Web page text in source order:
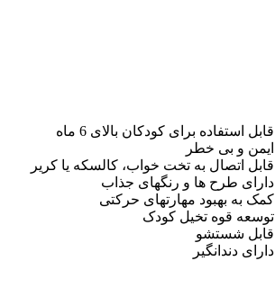
قابل استفاده برای کودکان بالای 6 ماه
ایمن و بی خطر
قابل اتصال به تخت خواب، کالسکه یا کریر
دارای طرح ها و رنگهای جذاب
کمک به بهبود مهارتهای حرکتی
توسعه قوه تخیل کودک
قابل شستشو
دارای دندانگیر